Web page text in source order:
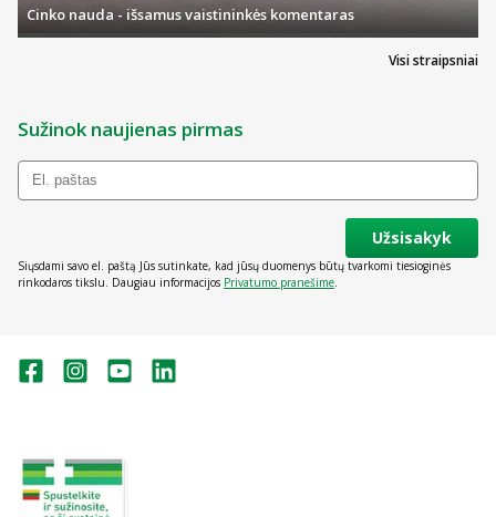
Visi straipsniai
Cinko nauda - išsamus vaistininkės komentaras
Sužinok naujienas pirmas
Užsisakyk
Siųsdami savo el. paštą Jūs sutinkate, kad jūsų duomenys būtų tvarkomi tiesioginės
rinkodaros tikslu. Daugiau informacijos Privatumo pranešime